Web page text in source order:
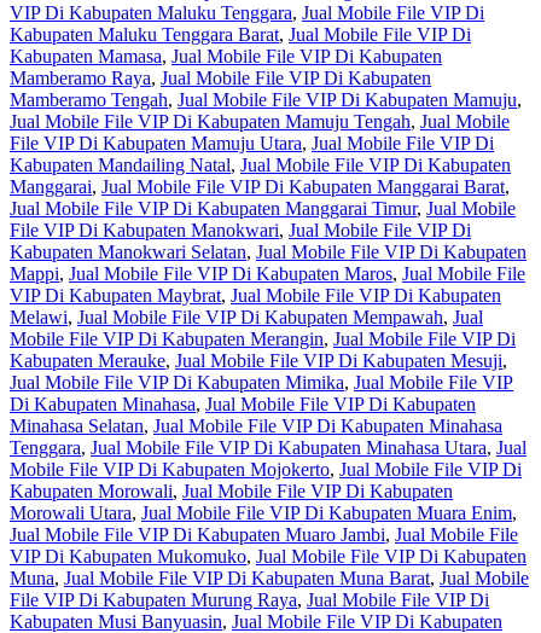
VIP Di Kabupaten Maluku Tenggara, Jual Mobile File VIP Di
Kabupaten Maluku Tenggara Barat, Jual Mobile File VIP Di
Kabupaten Mamasa, Jual Mobile File VIP Di Kabupaten
Mamberamo Raya, Jual Mobile File VIP Di Kabupaten
Mamberamo Tengah, Jual Mobile File VIP Di Kabupaten Mamuju,
Jual Mobile File VIP Di Kabupaten Mamuju Tengah, Jual Mobile
File VIP Di Kabupaten Mamuju Utara, Jual Mobile File VIP Di
Kabupaten Mandailing Natal, Jual Mobile File VIP Di Kabupaten
Manggarai, Jual Mobile File VIP Di Kabupaten Manggarai Barat,
Jual Mobile File VIP Di Kabupaten Manggarai Timur, Jual Mobile
File VIP Di Kabupaten Manokwari, Jual Mobile File VIP Di
Kabupaten Manokwari Selatan, Jual Mobile File VIP Di Kabupaten
Mappi, Jual Mobile File VIP Di Kabupaten Maros, Jual Mobile File
VIP Di Kabupaten Maybrat, Jual Mobile File VIP Di Kabupaten
Melawi, Jual Mobile File VIP Di Kabupaten Mempawah, Jual
Mobile File VIP Di Kabupaten Merangin, Jual Mobile File VIP Di
Kabupaten Merauke, Jual Mobile File VIP Di Kabupaten Mesuji,
Jual Mobile File VIP Di Kabupaten Mimika, Jual Mobile File VIP
Di Kabupaten Minahasa, Jual Mobile File VIP Di Kabupaten
Minahasa Selatan, Jual Mobile File VIP Di Kabupaten Minahasa
Tenggara, Jual Mobile File VIP Di Kabupaten Minahasa Utara, Jual
Mobile File VIP Di Kabupaten Mojokerto, Jual Mobile File VIP Di
Kabupaten Morowali, Jual Mobile File VIP Di Kabupaten
Morowali Utara, Jual Mobile File VIP Di Kabupaten Muara Enim,
Jual Mobile File VIP Di Kabupaten Muaro Jambi, Jual Mobile File
VIP Di Kabupaten Mukomuko, Jual Mobile File VIP Di Kabupaten
Muna, Jual Mobile File VIP Di Kabupaten Muna Barat, Jual Mobile
File VIP Di Kabupaten Murung Raya, Jual Mobile File VIP Di
Kabupaten Musi Banyuasin, Jual Mobile File VIP Di Kabupaten